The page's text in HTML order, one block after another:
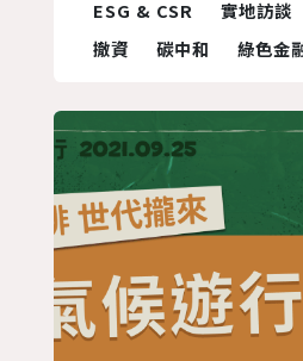
議的大學，本次的訪談
灣大學在此議題耕耘許
生會永續部前部長黃毓
組成員們，首篇專訪將與
ESG & CSR 實地訪談
撤資
碳中和 綠色金